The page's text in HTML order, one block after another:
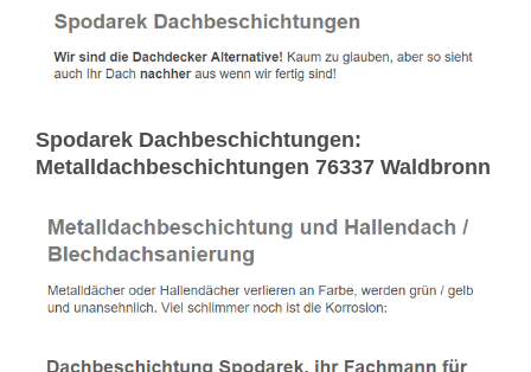
Spodarek Dachbeschichtungen:
Metalldachbeschichtungen 76337 Waldbronn